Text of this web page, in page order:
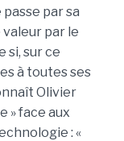
par sa
par le
si, sur ce
à toutes ses
Olivier
» face aux
: «